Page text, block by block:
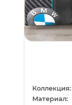
Коллекция:
Материал: